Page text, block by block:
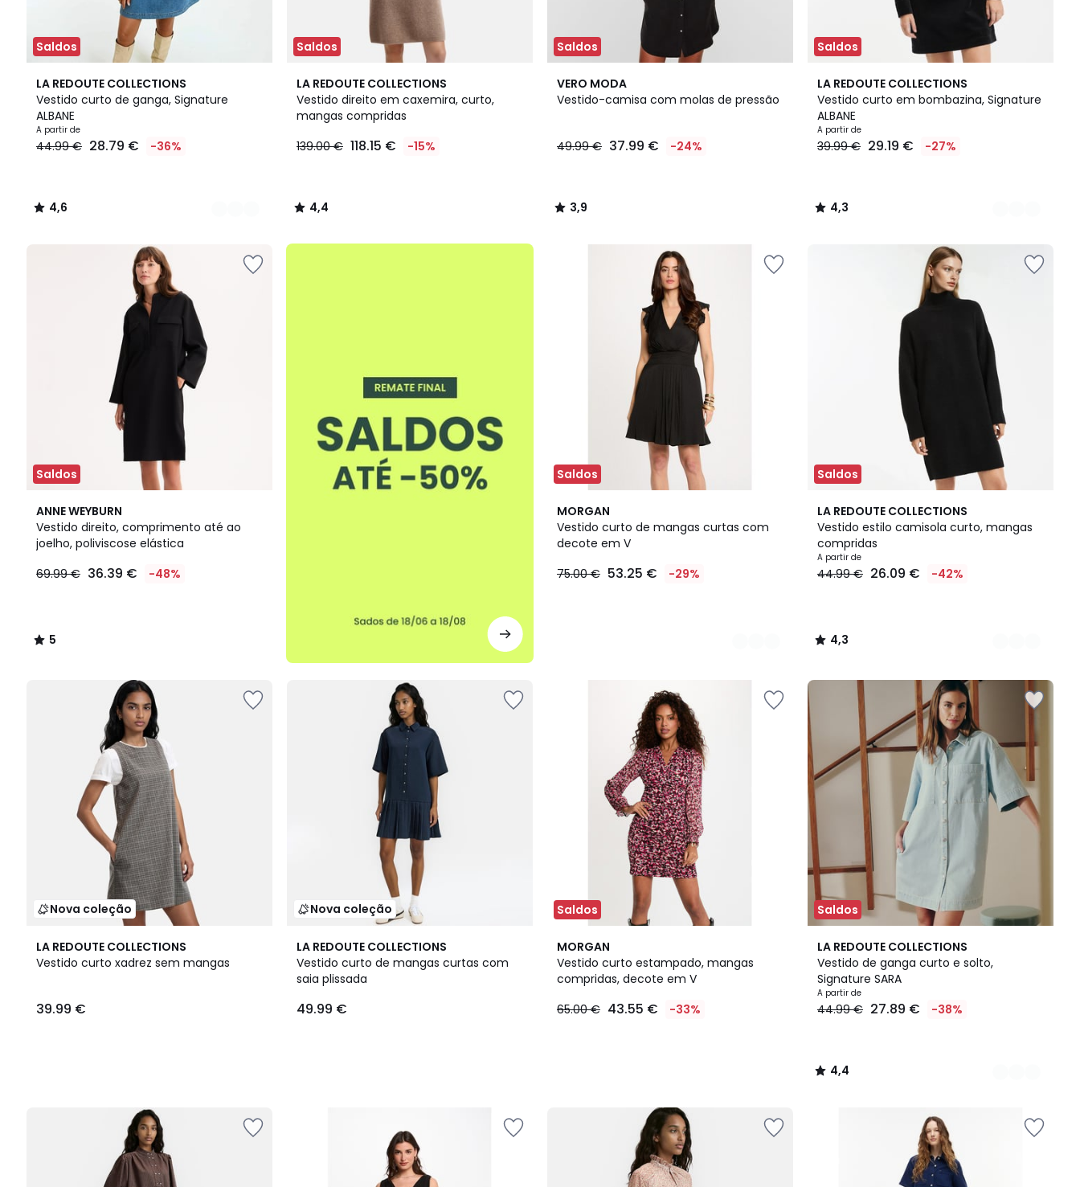
Saldos
LA REDOUTE COLLECTIONS
Vestido curto de ganga, Signature
ALBANE
Preço
a
€
A partir de
44.99 € 28.79 € -36%
4,6
/ 5
2
Cores
4,6
/
Saldos
LA REDOUTE COLLECTIONS
Vestido direito em caxemira, curto,
mangas compridas
139.00 € 118.15 € -15%
4,4
/ 5
4,4
/
Saldos
VERO MODA
Vestido-camisa com molas de pressão
49.99 € 37.99 € -24%
3,9
/ 5
3,9
/
Saldos
LA REDOUTE COLLECTIONS
Vestido curto em bombazina, Signature
ALBANE
A partir de
39.99 € 29.19 € -27%
4,3
/ 5
2
Cores
4,3
/
Saldos
ANNE WEYBURN
Vestido direito, comprimento até ao
joelho, poliviscose elástica
69.99 € 36.39 € -48%
5
/
5
5
/
até
Saldos
MORGAN
Vestido curto de mangas curtas com
decote em V
75.00 € 53.25 € -29%
2
Cores
Saldos
LA REDOUTE COLLECTIONS
Vestido estilo camisola curto, mangas
compridas
A partir de
44.99 € 26.09 € -42%
4,3
/ 5
2
Cores
4,3
/
Nova coleção
LA REDOUTE COLLECTIONS
Vestido curto xadrez sem mangas
39.99 €
Nova coleção
LA REDOUTE COLLECTIONS
Vestido curto de mangas curtas com
saia plissada
49.99 €
Saldos
MORGAN
Vestido curto estampado, mangas
compridas, decote em V
65.00 € 43.55 € -33%
Saldos
LA REDOUTE COLLECTIONS
Vestido de ganga curto e solto,
Signature SARA
A partir de
44.99 € 27.89 € -38%
4,4
/ 5
3
Cores
4,4
/